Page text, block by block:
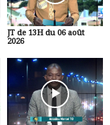
JT de 13H du 06 août
2026